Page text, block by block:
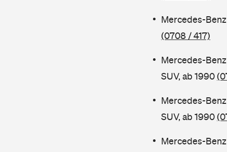
Mercedes-Benz
(0708 / 417)
Mercedes-
SUV, ab 1990
Mercedes-
SUV, ab 1990
Mercedes-